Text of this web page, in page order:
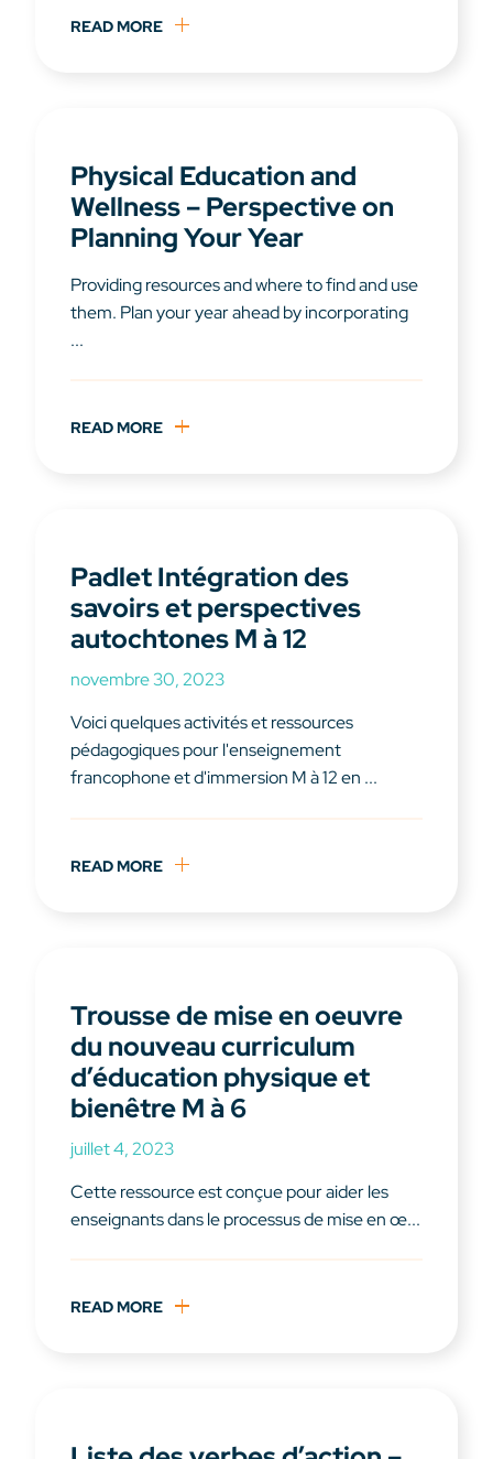
READ MORE
Physical Education and
Wellness – Perspective on
Planning Your Year
Providing resources and where to find and use
them. Plan your year ahead by incorporating
...
READ MORE
Padlet Intégration des
savoirs et perspectives
autochtones M à 12
novembre 30, 2023
Voici quelques activités et ressources
pédagogiques pour l'enseignement
francophone et d'immersion M à 12 en ...
READ MORE
Trousse de mise en oeuvre
du nouveau curriculum
d’éducation physique et
bienêtre M à 6
juillet 4, 2023
Cette ressource est conçue pour aider les
enseignants dans le processus de mise en œ...
READ MORE